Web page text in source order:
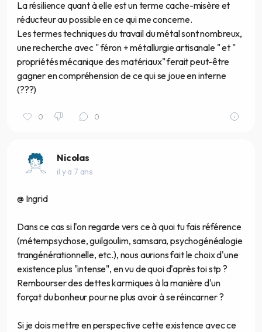
La résilience quant à elle est un terme cache-misère et
réducteur au possible en ce qui me concerne.
Les termes techniques du travail du métal sont nombreux,
une recherche avec " féron + métallurgie artisanale " et "
propriétés mécanique des matériaux" ferait peut-être
gagner en compréhension de ce qui se joue en interne
(???)
0 0
Nicolas
il y a 7 ans
@ Ingrid
Dans ce cas si l'on regarde vers ce à quoi tu fais référence
(métempsychose, guilgoulim, samsara, psychogénéalogie
trangénérationnelle, etc.), nous aurions fait le choix d'une
existence plus "intense", en vu de quoi d'après toi stp ?
Rembourser des dettes karmiques à la manière d'un
forçat du bonheur pour ne plus avoir à se réincarner ?
Si je dois mettre en perspective cette existence avec ce